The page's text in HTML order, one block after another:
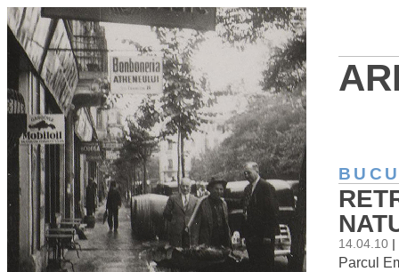
14.04.10
Parcul